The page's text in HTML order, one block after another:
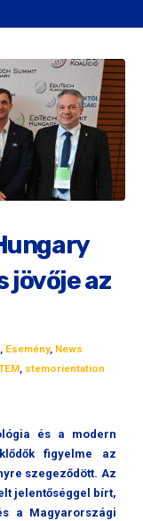
jövője az
, Esemény, News
, stemorientation
és a modern
figyelme az
szegeződött. Az
jelentőséggel bírt,
a Magyarországi